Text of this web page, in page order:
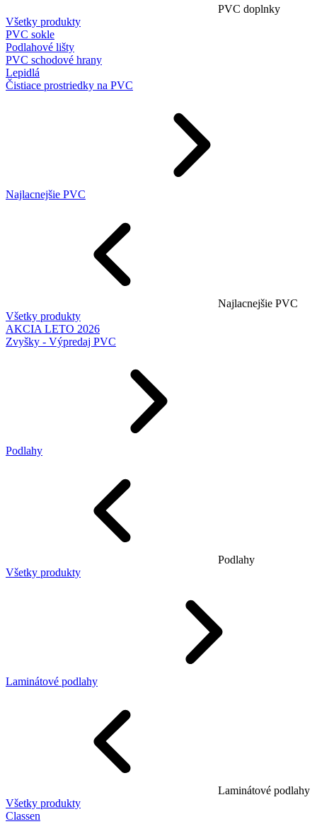
PVC doplnky
Všetky produkty
PVC sokle
Podlahové lišty
PVC schodové hrany
Lepidlá
Čistiace prostriedky na PVC
Najlacnejšie PVC
Najlacnejšie PVC
Všetky produkty
AKCIA LETO 2026
Zvyšky - Výpredaj PVC
Podlahy
Podlahy
Všetky produkty
Laminátové podlahy
Laminátové podlahy
Všetky produkty
Classen